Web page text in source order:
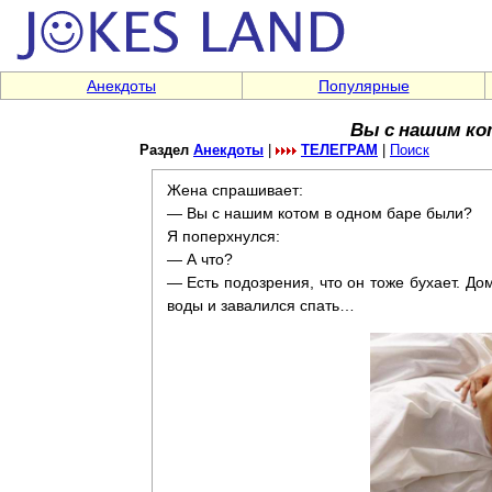
Анекдоты Популярные
Вы с нашим
Раздел Анекдоты ТЕЛЕГРАМ Поиск
Жена спрашивает:
— Вы с нашим котом в одном баре были?
Я поперхнулся:
— А что?
— Есть подозрения, что он тоже бухает.
воды и завалился спать…